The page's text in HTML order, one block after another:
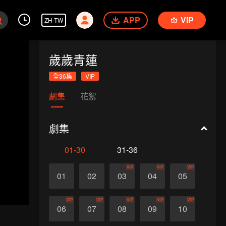
ZH-TW APP VIP
歲歲青蓮
全36集 VIP
劇集 花絮
劇集
01-30 31-36
01 02 03
VIP
04
VIP
05
VIP
06
VIP
07
VIP
08
VIP
09
VIP
10
VIP